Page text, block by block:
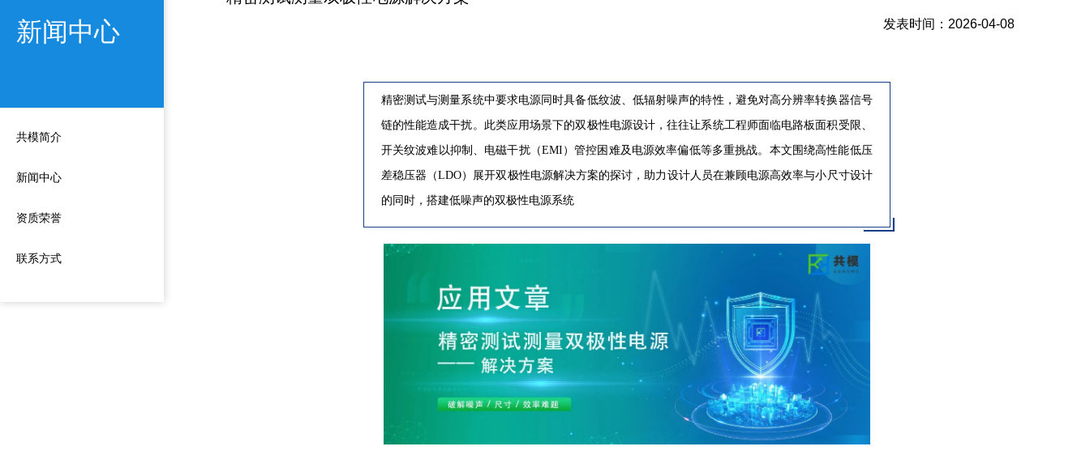
新闻中心
共模简介
新闻中心
资质荣誉
联系方式
发表时间： 2026-04-08
精密测试与测量系统中要求电源同时具备低纹波、低辐射噪声的特性，避免对高分辨率转换器信号
链的性能造成干扰。此类应用场景下的双极性电源设计，往往让系统工程师面临电路板面积受限、
开关纹波难以抑制、电磁干扰（EMI）管控困难及电源效率偏低等多重挑战。本文围绕高性能低压
差稳压器（LDO）展开双极性电源解决方案的探讨，助力设计人员在兼顾电源高效率与小尺寸设计
的同时，搭建低噪声的双极性电源系统